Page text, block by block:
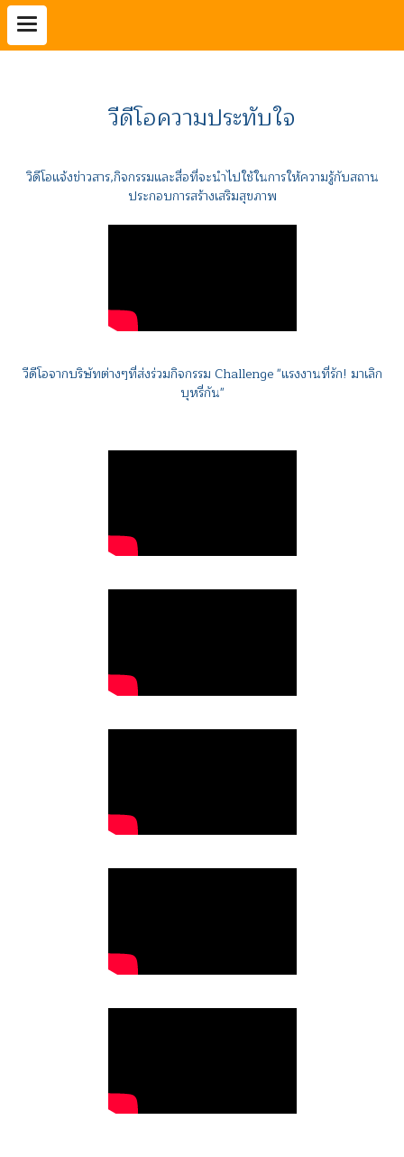
วีดีโอความประทับใจ
วิดีโอแจ้งข่าวสาร,กิจกรรมและสื่อที่จะนำไปใช้ในการให้ความรู้กับสถาน
ประกอบการสร้างเสริมสุขภาพ
วีดีโอจากบริษัทต่างๆที่ส่งร่วมกิจกรรม Challenge "แรงงานที่รัก! มาเลิก
บุหรี่กัน"